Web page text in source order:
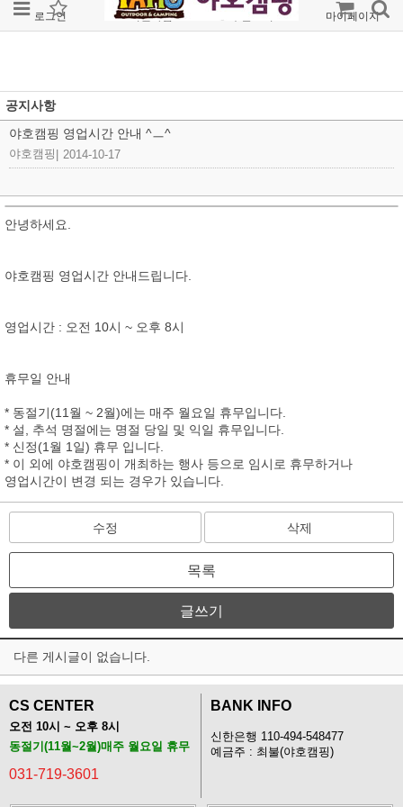
로그인 회원가입 주문조회 마이페이지
공지사항
야호캠핑 영업시간 안내 ^ㅡ^
야호캠핑 2014-10-17
안녕하세요.
야호캠핑 영업시간 안내드립니다.
영업시간 : 오전 10시 ~ 오후 8시
휴무일 안내
* 동절기(11월 ~ 2월)에는 매주 월요일 휴무입니다.
* 설, 추석 명절에는 명절 당일 및 익일 휴무입니다.
* 신정(1월 1일) 휴무 입니다.
* 이 외에 야호캠핑이 개최하는 행사 등으로 임시로 휴무하거나
영업시간이 변경 되는 경우가 있습니다.
수정 삭제
목록
글쓰기
다른 게시글이 없습니다.
CS CENTER
오전 10시 ~ 오후 8시
동절기(11월~2월)매주 월요일 휴무
031-719-3601
BANK INFO
신한은행 110-494-548477
예금주 : 최불(야호캠핑)